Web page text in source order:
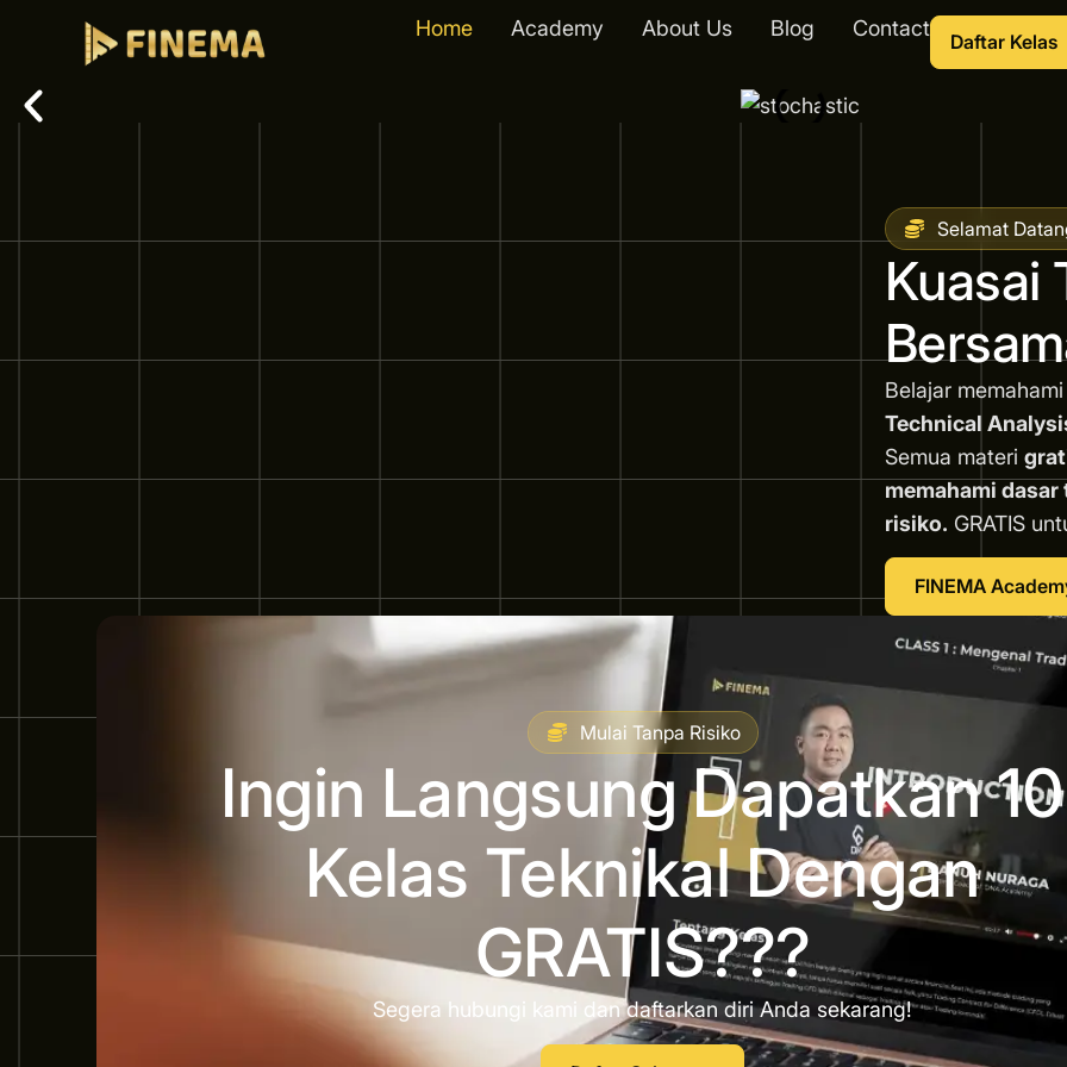
Home Academy About Us Blog Contact
Daftar Kelas
Selamat
Kuasai
Belajar
Technical
Semua materi
memahami
risiko. GRATIS
FINEMA
Mulai Tanpa Risiko
Ingin Langsung Dapatkan 10
Kelas Teknikal Dengan
GRATIS???
Segera hubungi kami dan daftarkan diri Anda sekarang!